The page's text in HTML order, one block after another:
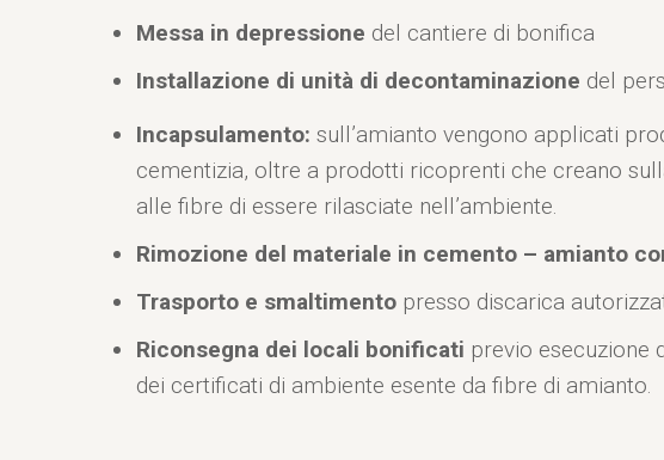
Messa in depressione del cantiere di bonifica
Installazione di unità di decontaminazione del
Incapsulamento: sull’amianto vengono applicati
cementizia, oltre a prodotti ricoprenti che creano
alle fibre di essere rilasciate nell’ambiente.
Rimozione del materiale in cemento – amianto
Trasporto e smaltimento presso discarica
Riconsegna dei locali bonificati previo esecuzione
dei certificati di ambiente esente da fibre di amianto.